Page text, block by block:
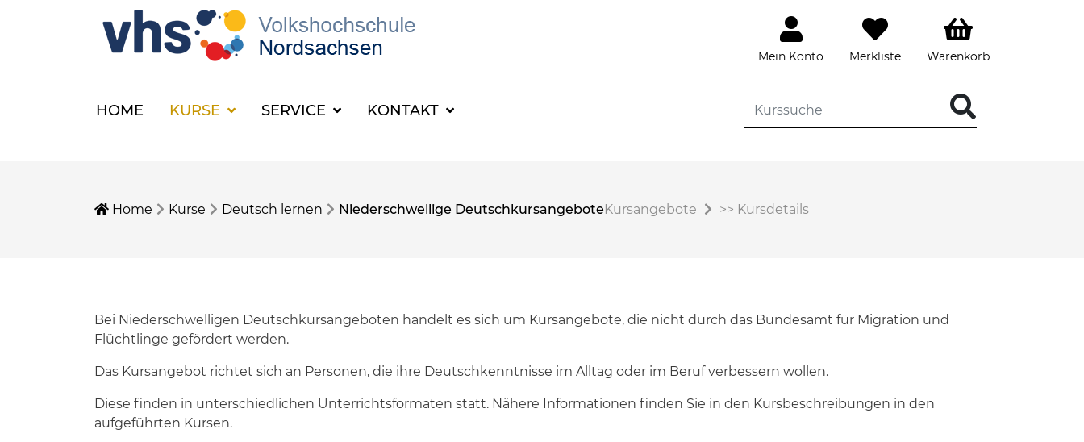
Mein Konto Merkliste Warenkorb
HOME KURSE SERVICE KONTAKT
Home Kurse Deutsch lernen Niederschwellige DeutschkursangeboteKursangebote >> Kursdetails
Bei Niederschwelligen Deutschkursangeboten handelt es sich um Kursangebote, die nicht durch das Bundesamt für Migration und
Flüchtlinge gefördert werden.
Das Kursangebot richtet sich an Personen, die ihre Deutschkenntnisse im Alltag oder im Beruf verbessern wollen.
Diese finden in unterschiedlichen Unterrichtsformaten statt. Nähere Informationen finden Sie in den Kursbeschreibungen in den
aufgeführten Kursen.